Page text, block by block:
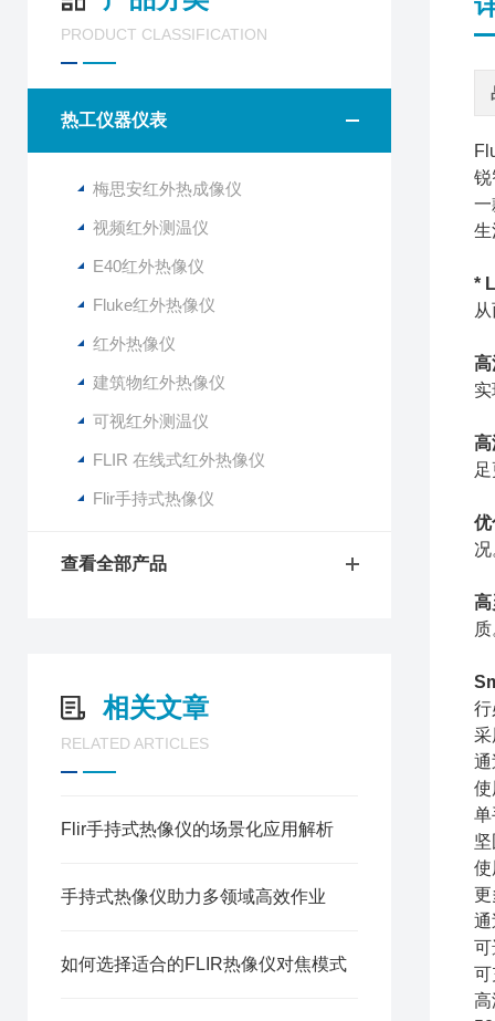
PRODUCT CLASSIFICATION
热工仪器仪表
梅思安红外热成像仪
视频红外测温仪
E40红外热像仪
Fluke红外热像仪
红外热像仪
建筑物红外热像仪
可视红外测温仪
FLIR 在线式红外热像仪
Flir手持式热像仪
查看全部产品
相关文章
RELATED ARTICLES
Flir手持式热像仪的场景化应用解析
手持式热像仪助力多领域高效作业
如何选择适合的FLIR热像仪对焦模式
锐
一
生
*
高
优
高
行
单
使
更
通
可
可
高